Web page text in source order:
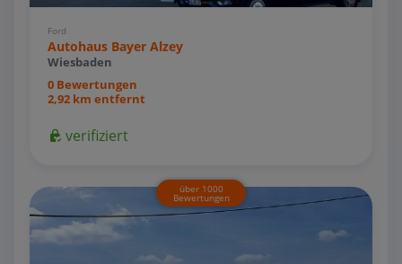
Ford
Autohaus Bayer Alzey
Wiesbaden
0 Bewertungen
2,92 km entfernt
verifiziert
über 1000
Bewertungen